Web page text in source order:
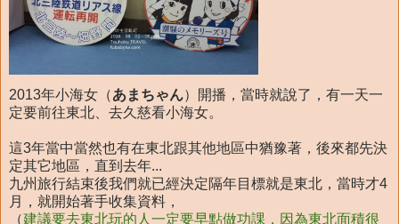
2013年小海女（あまちゃん）開播，當時就說了，有一天一
定要前往東北、去久慈看小海女。
這3年當中當然也有在東北跟其他地區中猶豫著，後來都先決
定其它地區，直到去年...
九州旅行結束後我們就已經決定隔年目標就是東北，當時才4
月，就開始著手收集資料，
（建議要去東北玩的人一定要早點做功課，因為東北面積很